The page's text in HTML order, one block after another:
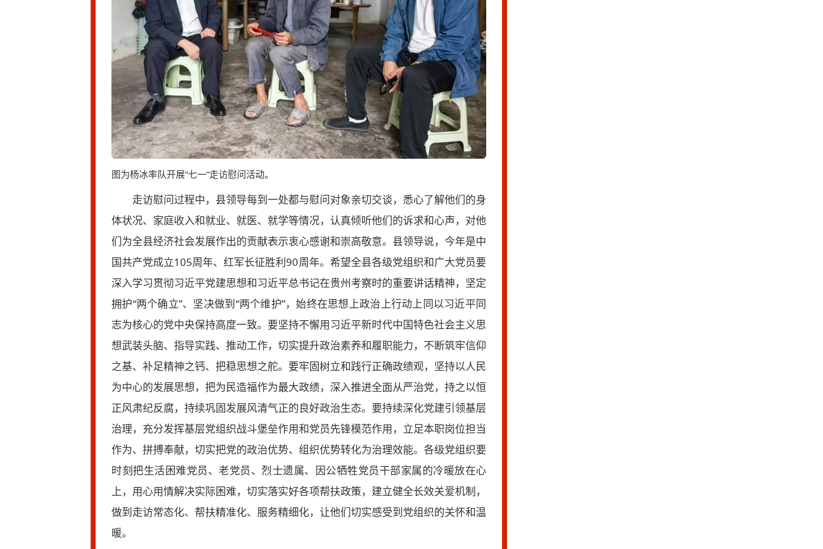
图为杨冰率队开展“七一”走访慰问活动。
走访慰问过程中，县领导每到一处都与慰问对象亲切交谈，悉心了解他们的身
体状况、家庭收入和就业、就医、就学等情况，认真倾听他们的诉求和心声，对他
们为全县经济社会发展作出的贡献表示衷心感谢和崇高敬意。县领导说，今年是中
国共产党成立105周年、红军长征胜利90周年。希望全县各级党组织和广大党员要
深入学习贯彻习近平党建思想和习近平总书记在贵州考察时的重要讲话精神，坚定
拥护“两个确立”、坚决做到“两个维护”，始终在思想上政治上行动上同以习近平同
志为核心的党中央保持高度一致。要坚持不懈用习近平新时代中国特色社会主义思
想武装头脑、指导实践、推动工作，切实提升政治素养和履职能力，不断筑牢信仰
之基、补足精神之钙、把稳思想之舵。要牢固树立和践行正确政绩观，坚持以人民
为中心的发展思想，把为民造福作为最大政绩，深入推进全面从严治党，持之以恒
正风肃纪反腐，持续巩固发展风清气正的良好政治生态。要持续深化党建引领基层
治理，充分发挥基层党组织战斗堡垒作用和党员先锋模范作用，立足本职岗位担当
作为、拼搏奉献，切实把党的政治优势、组织优势转化为治理效能。各级党组织要
时刻把生活困难党员、老党员、烈士遗属、因公牺牲党员干部家属的冷暖放在心
上，用心用情解决实际困难，切实落实好各项帮扶政策，建立健全长效关爱机制，
做到走访常态化、帮扶精准化、服务精细化，让他们切实感受到党组织的关怀和温
暖。